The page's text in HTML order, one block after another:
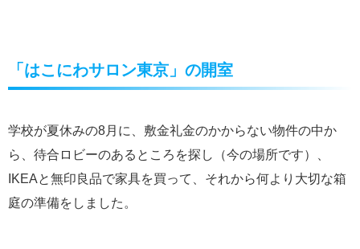
「はこにわサロン東京」の開室
学校が夏休みの8月に、敷金礼金のかからない物件の中か
ら、待合ロビーのあるところを探し（今の場所です）、
IKEAと無印良品で家具を買って、それから何より大切な箱
庭の準備をしました。